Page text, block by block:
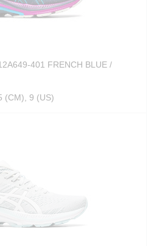
401 FRENCH BLUE /
(CM), 9 (US)